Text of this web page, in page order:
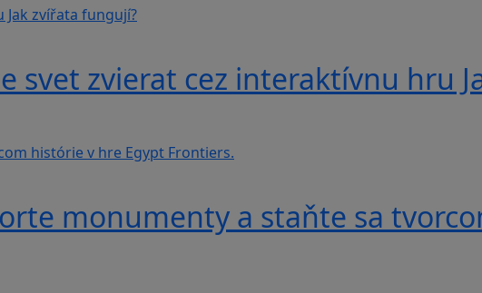
svet zvierat cez interaktívnu hru
monumenty a staňte sa